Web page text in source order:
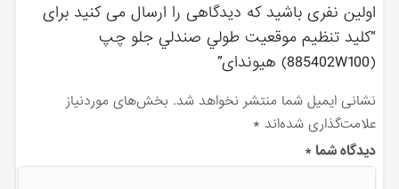
اولین نفری باشید که دیدگاهی را ارسال می کنید برای
“كليد تنظيم موقعيت طولي صندلي جلو چپ
(885402W100) هیوندای”
نشانی ایمیل شما منتشر نخواهد شد. بخش‌های موردنیاز
علامت‌گذاری شده‌اند *
دیدگاه شما*